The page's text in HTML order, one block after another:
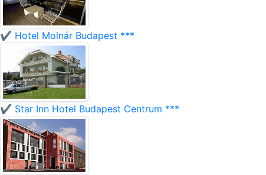
✔️ Hotel Molnár Budapest ***
✔️ Star Inn Hotel Budapest Centrum ***